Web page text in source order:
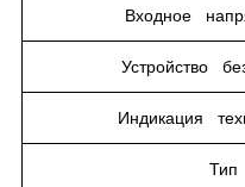
Входное
Устройство
Индикация
Тип